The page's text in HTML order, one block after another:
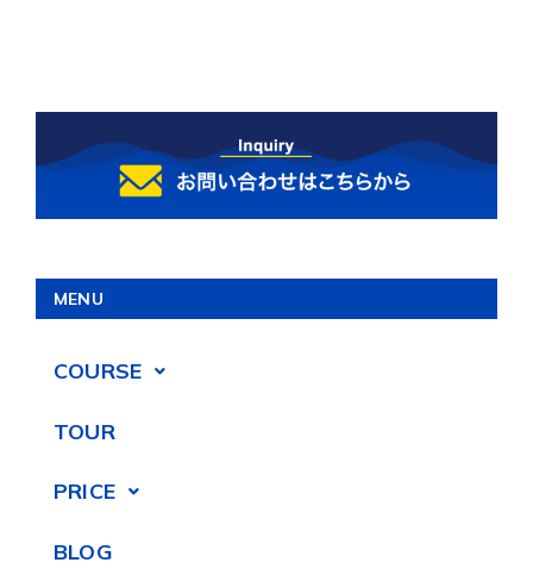
MENU
COURSE
TOUR
PRICE
BLOG